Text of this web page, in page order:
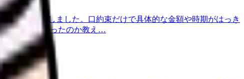
事を保留にしました。口約束だけで具体的な金額や時期がはっき
断すればよかったのか教え…